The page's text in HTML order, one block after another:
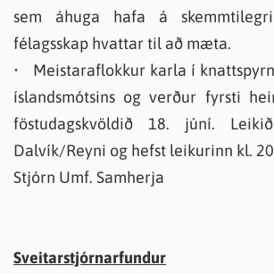
sem áhuga hafa á
félagsskap hvattar til að mæta.
• Meistaraflokkur karla í
íslandsmótsins og verður fyrsti
föstudagskvöldið 18. júní.
Dalvík/Reyni og hefst leikurinn kl.
Stjórn Umf. Samherja
Sveitarstjórnarfundur